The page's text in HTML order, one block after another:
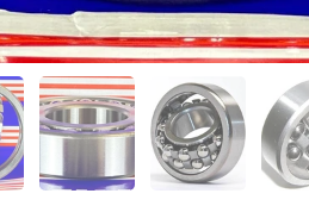
1
la diapositive 2
Afficher la diapositive 3
Afficher la